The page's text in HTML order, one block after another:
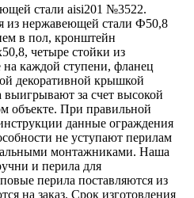
стали aisi201 №3522.
из нержавеющей стали Ф50,8
в пол, кронштейн
четыре стойки из
каждой ступени, фланец
декоративной крышкой
за счет высокой
объекте. При правильной
данные ограждения
не уступают перилам
монтажниками. Наша
и перила для
перила поставляются из
на заказ. Срок изготовления